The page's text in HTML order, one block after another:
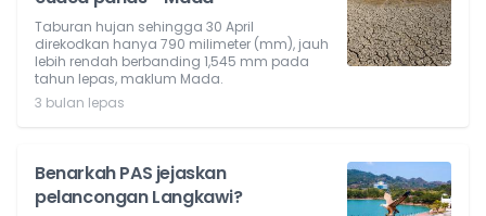
Taburan hujan sehingga 30 April
direkodkan hanya 790 milimeter (mm), jauh
lebih rendah berbanding 1,545 mm pada
tahun lepas, maklum Mada.
3 bulan lepas
Benarkah PAS jejaskan
pelancongan Langkawi?